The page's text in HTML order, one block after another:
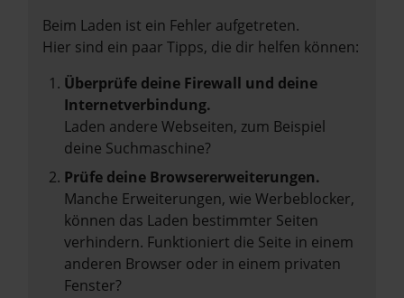
Beim Laden ist ein Fehler aufgetreten.
Hier sind ein paar Tipps, die dir helfen können:
Überprüfe deine Firewall und deine
Internetverbindung.
Laden andere Webseiten, zum Beispiel
deine Suchmaschine?
Prüfe deine Browsererweiterungen.
Manche Erweiterungen, wie Werbeblocker,
können das Laden bestimmter Seiten
verhindern. Funktioniert die Seite in einem
anderen Browser oder in einem privaten
Fenster?